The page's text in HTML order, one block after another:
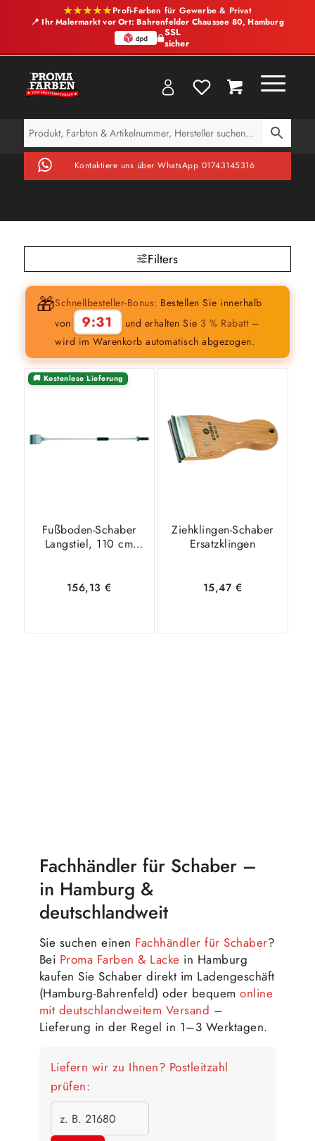
★★★★★Profi-Farben für Gewerbe & Privat
📍 Ihr Malermarkt vor Ort: Bahrenfelder Chaussee 80, Hamburg
SSL
sicher
Kontaktiere uns über WhatsApp 01743145316
Filters
🎁Schnellbesteller-Bonus: Bestellen Sie innerhalb
von
9:30 und erhalten Sie 3 % Rabatt –
wird im Warenkorb automatisch abgezogen.
🚚 Kostenlose Lieferung
Fußboden-Schaber
Langstiel, 110 cm
156,13€
Ziehklingen-Schaber
Ersatzklingen
15,47 €
Fachhändler für Schaber –
in Hamburg &
deutschlandweit
Sie suchen einen Fachhändler für Schaber?
Bei Proma Farben & Lacke in Hamburg
kaufen Sie Schaber direkt im Ladengeschäft
(Hamburg-Bahrenfeld) oder bequemonline
mit deutschlandweitem Versand –
Lieferung in der Regel in 1–3 Werktagen.
Liefern wir zu Ihnen? Postleitzahl
prüfen: